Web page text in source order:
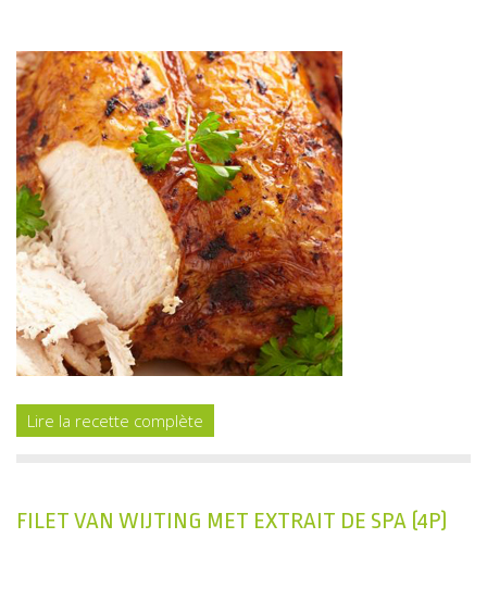
Lire la recette complète
FILET VAN WIJTING MET EXTRAIT DE SPA (4P)